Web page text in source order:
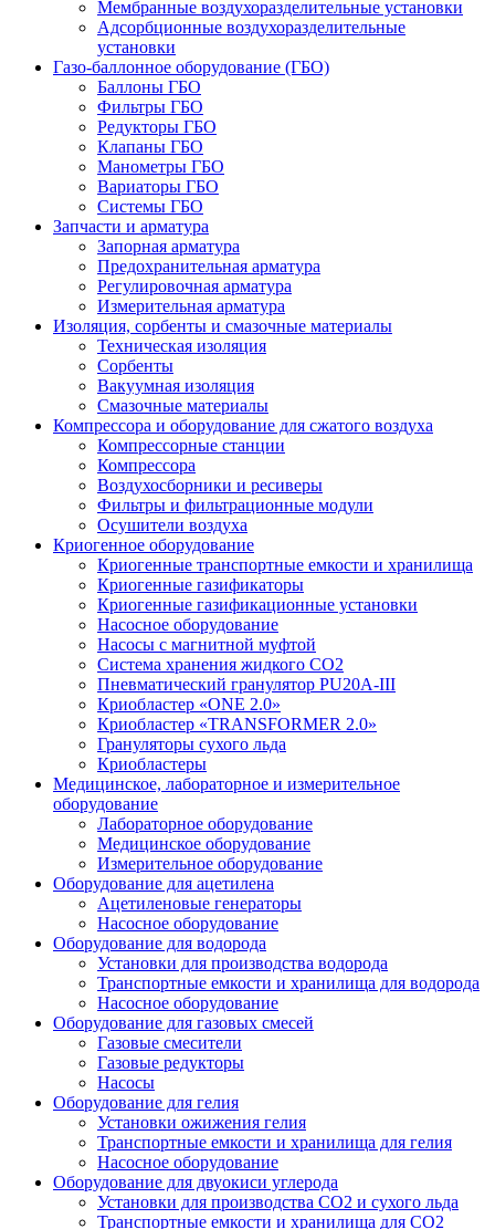
Мембранные воздухоразделительные установки
Адсорбционные воздухоразделительные
установки
Газо-баллонное оборудование (ГБО)
Баллоны ГБО
Фильтры ГБО
Редукторы ГБО
Клапаны ГБО
Манометры ГБО
Вариаторы ГБО
Системы ГБО
Запчасти и арматура
Запорная арматура
Предохранительная арматура
Регулировочная арматура
Измерительная арматура
Изоляция, сорбенты и смазочные материалы
Техническая изоляция
Сорбенты
Вакуумная изоляция
Смазочные материалы
Компрессора и оборудование для сжатого воздуха
Компрессорные станции
Компрессора
Воздухосборники и ресиверы
Фильтры и фильтрационные модули
Осушители воздуха
Криогенное оборудование
Криогенные транспортные емкости и хранилища
Криогенные газификаторы
Криогенные газификационные установки
Насосное оборудование
Насосы с магнитной муфтой
Система хранения жидкого CO2
Пневматический гранулятор PU20A-III
Криобластер «ONE 2.0»
Криобластер «TRANSFORMER 2.0»
Грануляторы сухого льда
Криобластеры
Медицинское, лабораторное и измерительное
оборудование
Лабораторное оборудование
Медицинское оборудование
Измерительное оборудование
Оборудование для ацетилена
Ацетиленовые генераторы
Насосное оборудование
Оборудование для водорода
Установки для производства водорода
Транспортные емкости и хранилища для водорода
Насосное оборудование
Оборудование для газовых смесей
Газовые смесители
Газовые редукторы
Насосы
Оборудование для гелия
Установки ожижения гелия
Транспортные емкости и хранилища для гелия
Насосное оборудование
Оборудование для двуокиси углерода
Установки для производства СО2 и сухого льда
Транспортные емкости и хранилища для CO2